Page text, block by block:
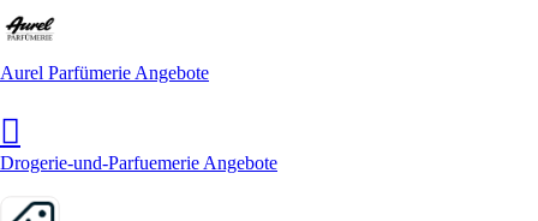
Aurel Parfümerie Angebote
Drogerie-und-Parfuemerie Angebote